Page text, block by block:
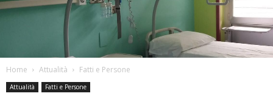
Home Attualità Fatti e Persone
Attualità Fatti e Persone